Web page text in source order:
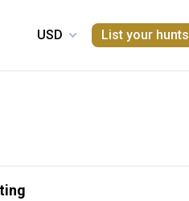
List your hunts